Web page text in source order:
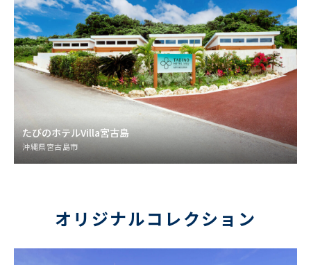
たびのホテルVilla宮古島
沖縄県宮古島市
オリジナルコレクション